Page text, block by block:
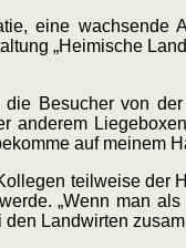
eine wachsende
„Heimische
Besucher von
anderem
auf meinem
teilweise der
„Wenn man
Landwirten